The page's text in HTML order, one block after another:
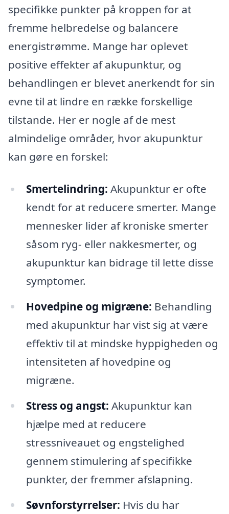
specifikke punkter på kroppen for at
fremme helbredelse og balancere
energistrømme. Mange har oplevet
positive effekter af akupunktur, og
behandlingen er blevet anerkendt for sin
evne til at lindre en række forskellige
tilstande. Her er nogle af de mest
almindelige områder, hvor akupunktur
kan gøre en forskel:
Smertelindring: Akupunktur er ofte
kendt for at reducere smerter. Mange
mennesker lider af kroniske smerter
såsom ryg- eller nakkesmerter, og
akupunktur kan bidrage til lette disse
symptomer.
Hovedpine og migræne: Behandling
med akupunktur har vist sig at være
effektiv til at mindske hyppigheden og
intensiteten af hovedpine og
migræne.
Stress og angst: Akupunktur kan
hjælpe med at reducere
stressniveauet og engstelighed
gennem stimulering af specifikke
punkter, der fremmer afslapning.
Søvnforstyrrelser: Hvis du har